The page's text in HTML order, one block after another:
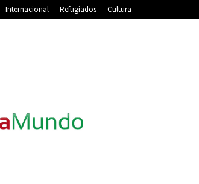
Internacional Refugiados Cultura